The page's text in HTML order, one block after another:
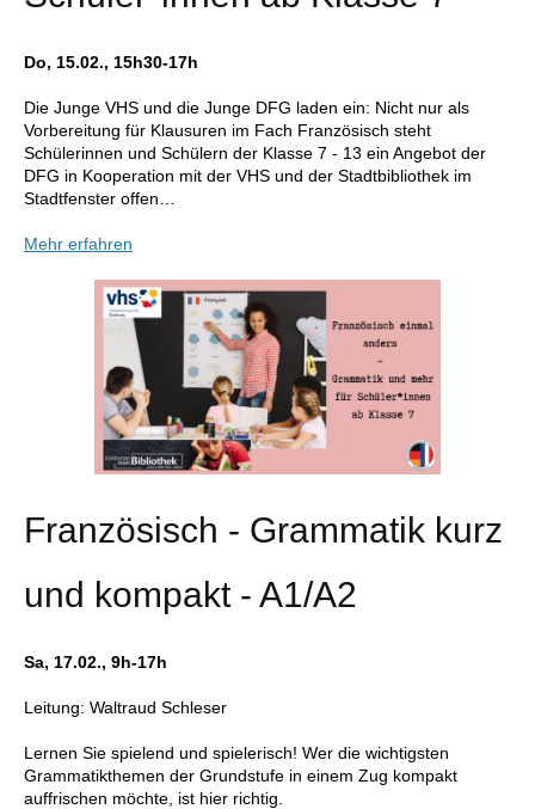
Do, 15.02., 15h30-17h
Die Junge VHS und die Junge DFG laden ein: Nicht nur als
Vorbereitung für Klausuren im Fach Französisch steht
Schülerinnen und Schülern der Klasse 7 - 13 ein Angebot der
DFG in Kooperation mit der VHS und der Stadtbibliothek im
Stadtfenster offen…
Mehr erfahren
Französisch - Grammatik kurz
und kompakt - A1/A2
Sa, 17.02., 9h-17h
Leitung: Waltraud Schleser
Lernen Sie spielend und spielerisch! Wer die wichtigsten
Grammatikthemen der Grundstufe in einem Zug kompakt
auffrischen möchte, ist hier richtig.